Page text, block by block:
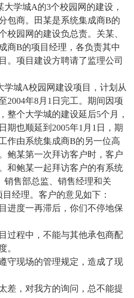
学城A的3个校园网的建设，
包商。田某是系统集成商B的
校园网的建设负总责。关某、
商B的项目经理，各负责其中
。项目建设方聘请了监理公司
学城A校园网建设项目，计划从
2004年8月1日完工。期间因项
整个大学城的建设延后5个月，
期也顺延到2005年1月1日，期
作由系统集成商B的另一位高
鲍某第一次拜访客户时，客户
和鲍某一起拜访客户的有系统
销售部总监、销售经理和关
经理。客户的意见如下：
进度一再滞后，你们不停地保
过程中，不能与其他承包商配
。
守现场的管理规定，造成了现
差，对我方的询问，总不能提